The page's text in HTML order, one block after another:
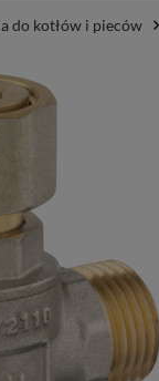
do kotłów i pieców